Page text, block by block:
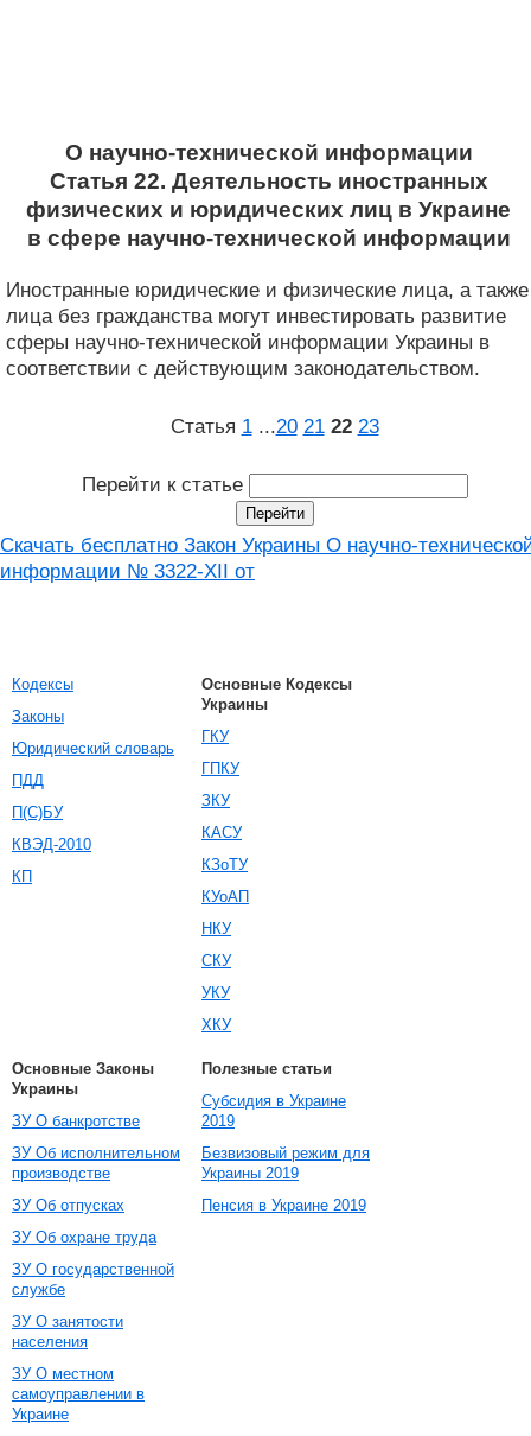
О научно-технической информации
Статья 22. Деятельность иностранных
физических и юридических лиц в Украине
в сфере научно-технической информации
Иностранные юридические и физические лица, а также
лица без гражданства могут инвестировать развитие
сферы научно-технической информации Украины в
соответствии с действующим законодательством.
Статья 1 ...20 21 22 23
Перейти к статье
Скачать бесплатно Закон Украины О научно-
информации № 3322-XII от
Кодексы
Законы
Юридический словарь
ПДД
П(С)БУ
КВЭД-2010
КП
Основные Кодексы
Украины
ГКУ
ГПКУ
ЗКУ
КАСУ
КЗоТУ
КУоАП
НКУ
СКУ
УКУ
ХКУ
Основные Законы
Украины
ЗУ О банкротстве
ЗУ Об исполнительном
производстве
ЗУ Об отпусках
ЗУ Об охране труда
ЗУ О государственной
службе
ЗУ О занятости
населения
ЗУ О местном
самоуправлении в
Украине
Полезные статьи
Субсидия в Украине
2019
Безвизовый режим для
Украины 2019
Пенсия в Украине 2019